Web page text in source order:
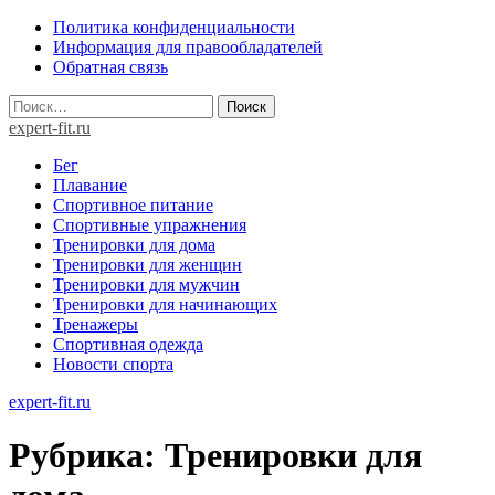
Skip
content
Политика конфиденциальности
Информация для правообладателей
Обратная связь
Найти:
expert-fit.ru
Бег
Плавание
Спортивное питание
Спортивные упражнения
Тренировки для дома
Тренировки для женщин
Тренировки для мужчин
Тренировки для начинающих
Тренажеры
Спортивная одежда
Новости спорта
expert-fit.ru
Рубрика: Тренировки для